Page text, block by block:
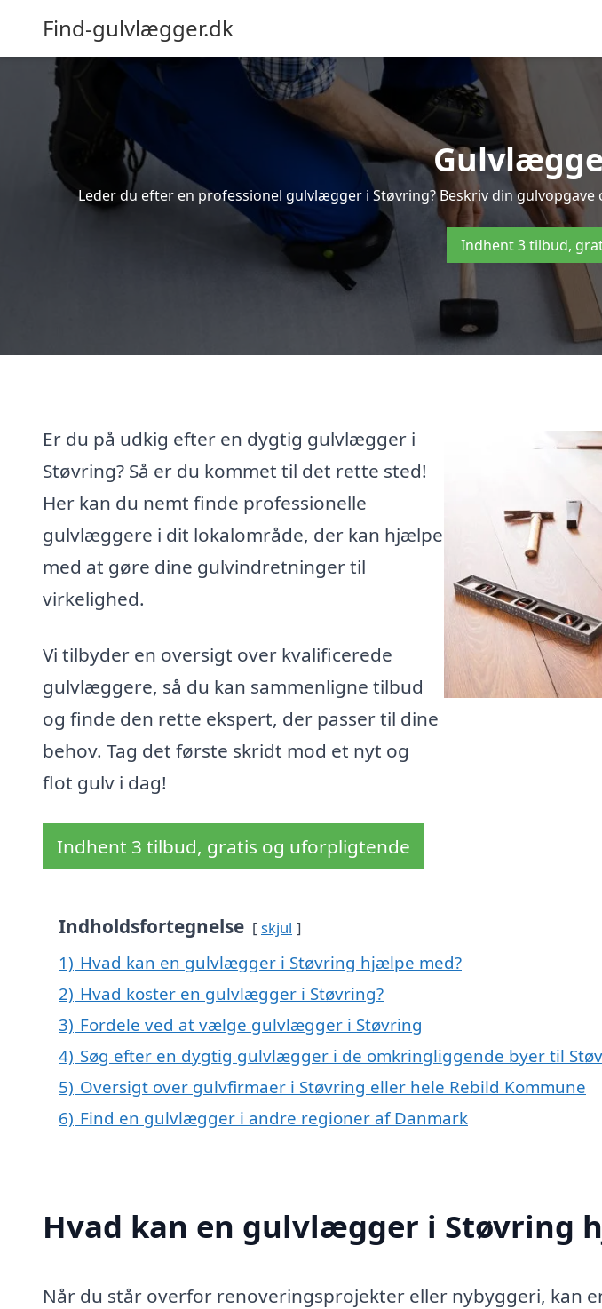
Find-gulvlægger.dk
Leder du efter en professionel gulvlægger i Støvring? Beskriv din
Indhent 3 tilbud,
Er du på udkig efter en dygtig gulvlægger i
Støvring? Så er du kommet til det rette sted!
Her kan du nemt finde professionelle
gulvlæggere i dit lokalområde, der kan hjælpe
med at gøre dine gulvindretninger til
virkelighed.
Vi tilbyder en oversigt over kvalificerede
gulvlæggere, så du kan sammenligne tilbud
og finde den rette ekspert, der passer til dine
behov. Tag det første skridt mod et nyt og
flot gulv i dag!
Indhent 3 tilbud, gratis og uforpligtende
Indholdsfortegnelse skjul
1) Hvad kan en gulvlægger i Støvring hjælpe med?
2) Hvad koster en gulvlægger i Støvring?
3) Fordele ved at vælge gulvlægger i Støvring
4) Søg efter en dygtig gulvlægger i de omkringliggende byer til
5) Oversigt over gulvfirmaer i Støvring eller hele Rebild Kommune
6) Find en gulvlægger i andre regioner af Danmark
Hvad kan en gulvlægger i Støvring
Når du står overfor renoveringsprojekter eller nybyggeri, kan